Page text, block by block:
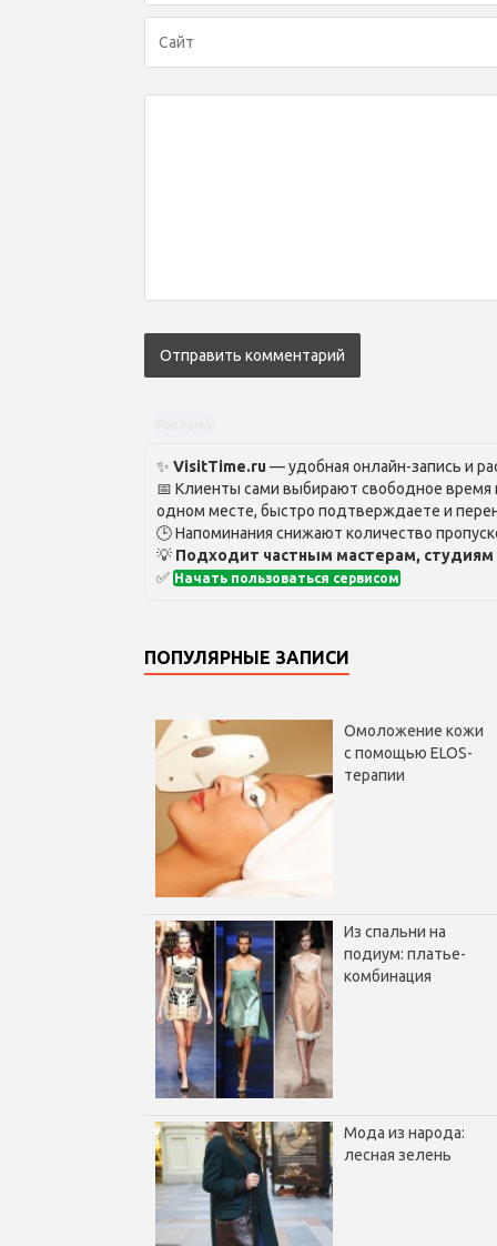
✨ VisitTime.ru— удобная онлайн-запись и
📅 Клиенты сами выбирают свободное время
одном месте, быстро подтверждаете и
🕒 Напоминания снижают количество
💡 Подходит частным мастерам,
✅ Начать пользоваться сервисом
ПОПУЛЯРНЫЕ ЗАПИСИ
Омоложение кожи
с помощью ELOS-
терапии
Из спальни на
подиум: платье-
комбинация
Мода из народа:
лесная зелень